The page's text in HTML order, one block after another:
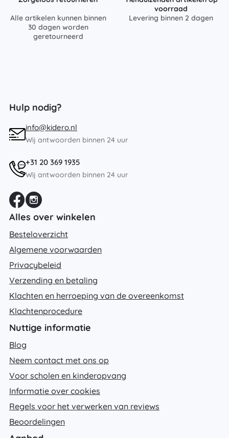
Alle artikelen kunnen binnen
30 dagen worden
geretourneerd
voorraad
Levering binnen 2 dagen
Hulp nodig?
info@kidero.nl
Wij antwoorden binnen 24 uur
+31 20 369 1935
Wij antwoorden binnen 24 uur
Alles over winkelen
Besteloverzicht
Algemene voorwaarden
Privacybeleid
Verzending en betaling
Klachten en herroeping van de overeenkomst
Klachtenprocedure
Nuttige informatie
Blog
Neem contact met ons op
Voor scholen en kinderopvang
Informatie over cookies
Regels voor het verwerken van reviews
Beoordelingen